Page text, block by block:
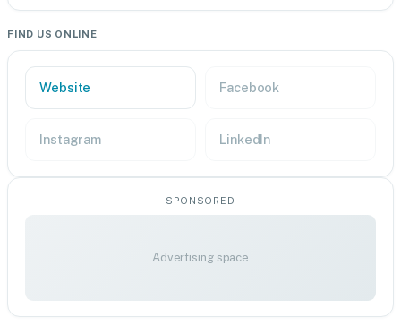
FIND US ONLINE
Website Facebook
Instagram LinkedIn
SPONSORED
Advertising space